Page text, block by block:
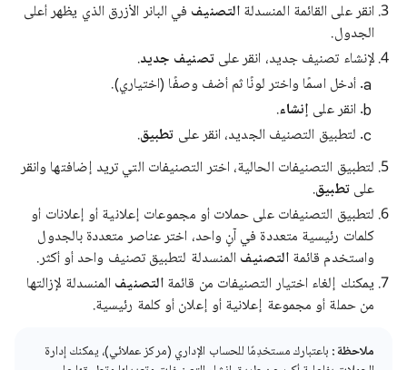
انقر على القائمة المنسدلةالتصنيف في البانر الأزرق الذي يظهر أعلى
الجدول.
لإنشاء تصنيف جديد، انقر علىتصنيف جديد.
أدخل اسمًا واختر لونًا ثم أضف وصفًا (اختياري).
انقر على إنشاء.
لتطبيق التصنيف الجديد، انقر على تطبيق.
لتطبيق التصنيفات الحالية، اختر التصنيفات التي تريد إضافتها وانقر
علىتطبيق.
لتطبيق التصنيفات على حملات أو مجموعات إعلانية أو إعلانات أو
كلمات رئيسية متعددة في آنٍ واحد، اختر عناصر متعددة بالجدول
واستخدم قائمةالتصنيف المنسدلة لتطبيق تصنيف واحد أو أكثر.
يمكنك إلغاء اختيار التصنيفات من قائمةالتصنيف المنسدلة لإزالتها
من حملة أو مجموعة إعلانية أو إعلان أو كلمة رئيسية.
ملاحظة: باعتبارك مستخدِمًا للحساب الإداري (مركز عملائي)، يمكنك إدارة